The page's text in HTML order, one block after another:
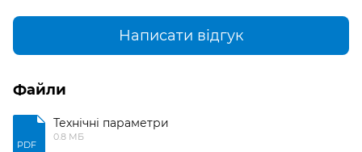
Написати відгук
Файли
PDF
Технічні параметри
0.8 МБ